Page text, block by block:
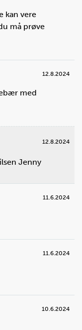
kan vere
må prøve
12.8.2024
med
12.8.2024
Jenny
11.6.2024
11.6.2024
10.6.2024